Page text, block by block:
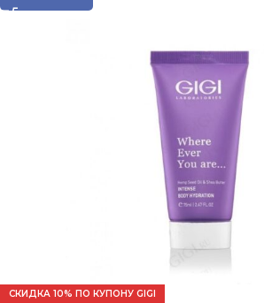
СКИДКА 10% ПО КУПОНУ GIGI